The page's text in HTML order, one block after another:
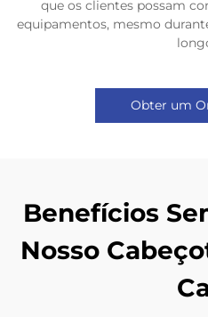
que os clientes possam
equipamentos, mesmo
Obter um
Benefícios
Nosso